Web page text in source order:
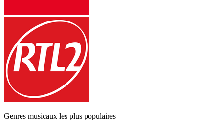
Genres musicaux les plus populaires